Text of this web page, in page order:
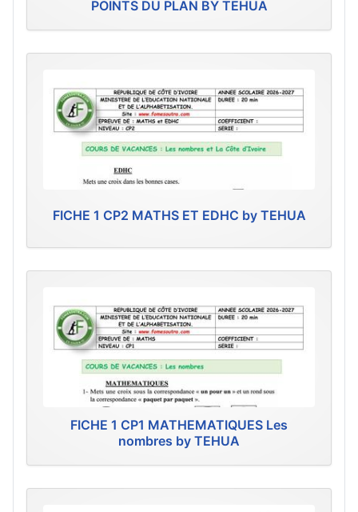
POINTS DU PLAN BY TEHUA
FICHE 1 CP2 MATHS ET EDHC by TEHUA
FICHE 1 CP1 MATHEMATIQUES Les
nombres by TEHUA